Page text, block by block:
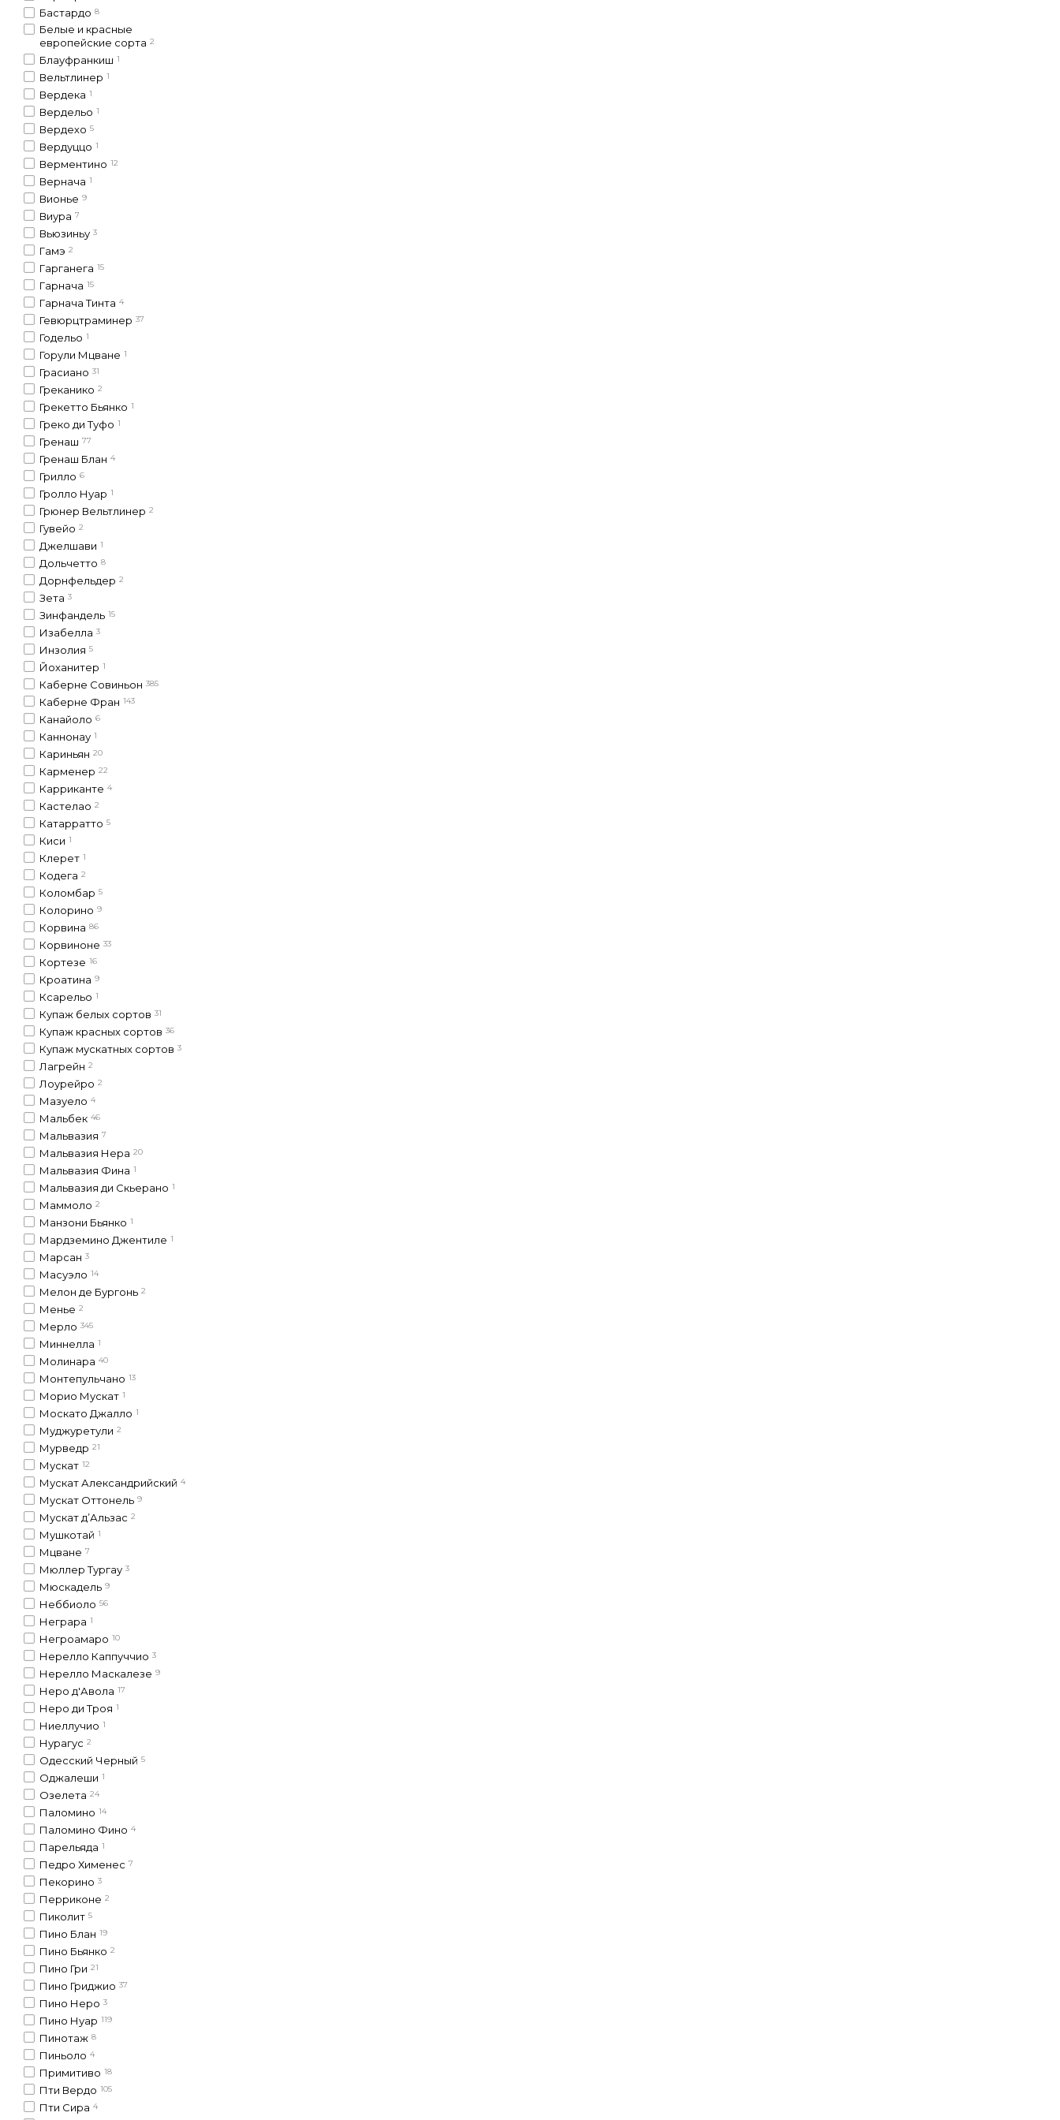
Бастардо 8
Белые и красные
европейские сорта 2
Блауфранкиш 1
Вельтлинер 1
Вердека 1
Вердельо 1
Вердехо 5
Вердуццо 1
Верментино 12
Вернача 1
Вионье 9
Виура 7
Вьюзиньу 3
Гамэ 2
Гарганега 15
Гарнача 15
Гарнача Тинта 4
Гевюрцтраминер 37
Годельо 1
Горули Мцване 1
Грасиано 31
Греканико 2
Грекетто Бьянко 1
Греко ди Туфо 1
Гренаш 77
Гренаш Блан 4
Грилло 6
Гролло Нуар 1
Грюнер Вельтлинер 2
Гувейо 2
Джелшави 1
Дольчетто 8
Дорнфельдер 2
Зета 3
Зинфандель 15
Изабелла 3
Инзолия 5
Йоханитер 1
Каберне Совиньон 385
Каберне Фран 143
Канайоло 6
Каннонау 1
Кариньян 20
Карменер 22
Карриканте 4
Кастелао 2
Катарратто 5
Киси 1
Клерет 1
Кодега 2
Коломбар 5
Колорино 9
Корвина 86
Корвиноне 33
Кортезе 16
Кроатина 9
Ксарельо 1
Купаж белых сортов 31
Купаж красных сортов 36
Купаж мускатных сортов 3
Лагрейн 2
Лоурейро 2
Мазуело 4
Мальбек 46
Мальвазия 7
Мальвазия Нера 20
Мальвазия Фина 1
Мальвазия ди Скьерано 1
Маммоло 2
Манзони Бьянко 1
Мардземино Джентиле 1
Марсан 3
Масуэло 14
Мелон де Бургонь 2
Менье 2
Мерло 345
Миннелла 1
Молинара 40
Монтепульчано 13
Морио Мускат 1
Москато Джалло 1
Муджуретули 2
Мурведр 21
Мускат 12
Мускат Александрийский 4
Мускат Оттонель 9
Мускат д’Альзас 2
Мушкотай 1
Мцване 7
Мюллер Тургау 3
Мюскадель 9
Неббиоло 56
Неграра 1
Негроамаро 10
Нерелло Каппуччио 3
Нерелло Маскалезе 9
Неро д'Авола 17
Неро ди Троя 1
Ниеллучио 1
Нурагус 2
Одесский Черный 5
Оджалеши 1
Озелета 24
Паломино 14
Паломино Фино 4
Парельяда 1
Педро Хименес 7
Пекорино 3
Перриконе 2
Пиколит 5
Пино Блан 19
Пино Бьянко 2
Пино Гри 21
Пино Гриджио 37
Пино Неро 3
Пино Нуар 119
Пинотаж 8
Пиньоло 4
Примитиво 18
Пти Вердо 105
Пти Сира 4